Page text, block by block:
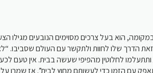
הוא בעל צרכים מסוימים הנובעים מגילו
הדרך שלו לחוות ולתקשר עם העולם שסביבו.
לחלוטין מהפיפי שעשה בבית. אין טעם
עם הזמן כדי לעשותם מחוץ לבית”. אז שמרו על